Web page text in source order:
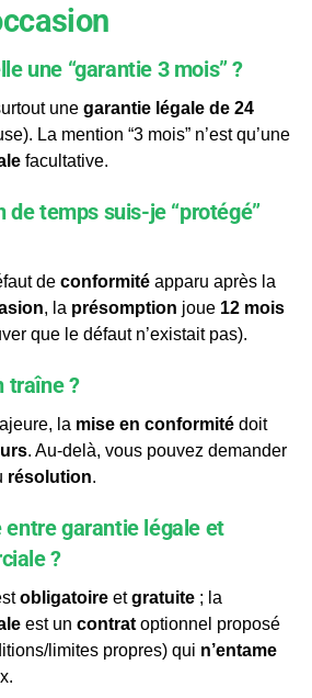
une “garantie 3 mois” ?
une garantie légale de 24
La mention “3 mois” n’est qu’une
facultative.
de temps suis-je “protégé”
de conformitéapparu après la
, la présomption joue 12 mois
que le défaut n’existait pas).
traîne ?
la mise en conformitédoit
. Au-delà, vous pouvez demander
résolution.
garantie légale et
?
obligatoireetgratuite; la
est un contratoptionnel proposé
limites propres) qui n’entame